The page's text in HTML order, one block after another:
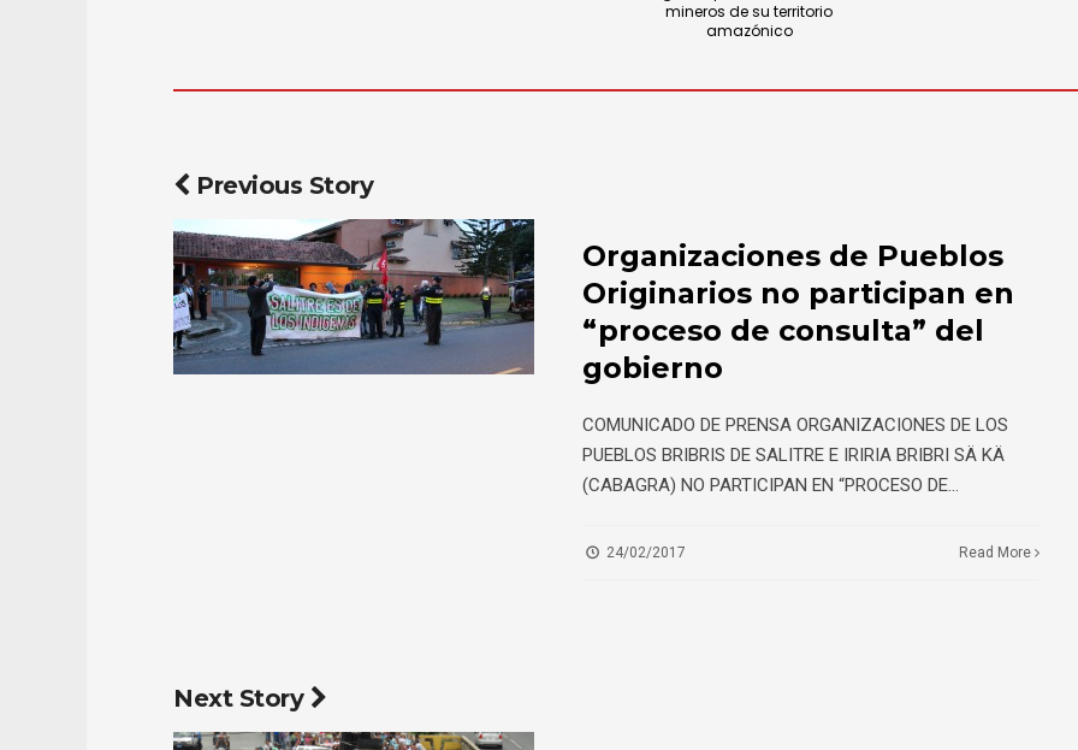
mineros de su territorio
amazónico
Previous Story
Organizaciones de Pueblos
Originarios no participan en
“proceso de consulta” del
gobierno
COMUNICADO DE PRENSA ORGANIZACIONES DE LOS
PUEBLOS BRIBRIS DE SALITRE E IRIRIA BRIBRI SÄ KÄ
(CABAGRA) NO PARTICIPAN EN “PROCESO DE...
24/02/2017 Read More
Next Story